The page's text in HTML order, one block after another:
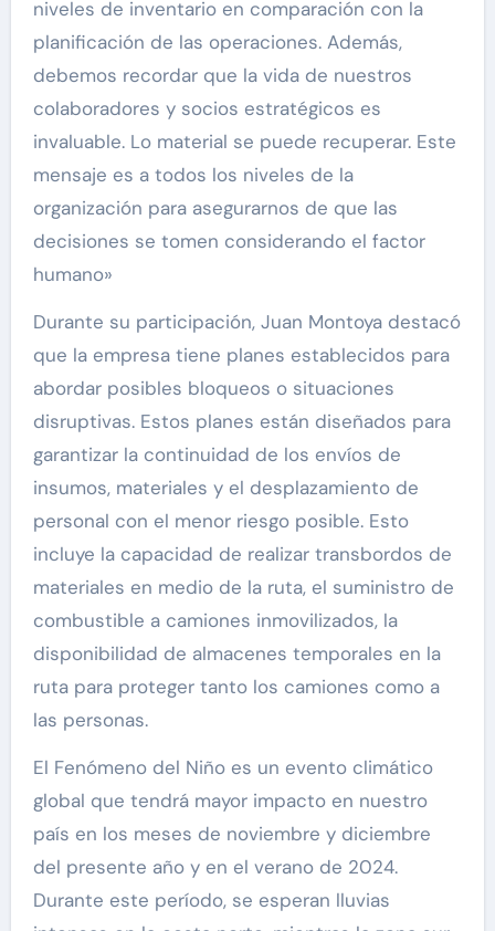
niveles de inventario en comparación con la
planificación de las operaciones. Además,
debemos recordar que la vida de nuestros
colaboradores y socios estratégicos es
invaluable. Lo material se puede recuperar. Este
mensaje es a todos los niveles de la
organización para asegurarnos de que las
decisiones se tomen considerando el factor
humano»
Durante su participación, Juan Montoya destacó
que la empresa tiene planes establecidos para
abordar posibles bloqueos o situaciones
disruptivas. Estos planes están diseñados para
garantizar la continuidad de los envíos de
insumos, materiales y el desplazamiento de
personal con el menor riesgo posible. Esto
incluye la capacidad de realizar transbordos de
materiales en medio de la ruta, el suministro de
combustible a camiones inmovilizados, la
disponibilidad de almacenes temporales en la
ruta para proteger tanto los camiones como a
las personas.
El Fenómeno del Niño es un evento climático
global que tendrá mayor impacto en nuestro
país en los meses de noviembre y diciembre
del presente año y en el verano de 2024.
Durante este período, se esperan lluvias